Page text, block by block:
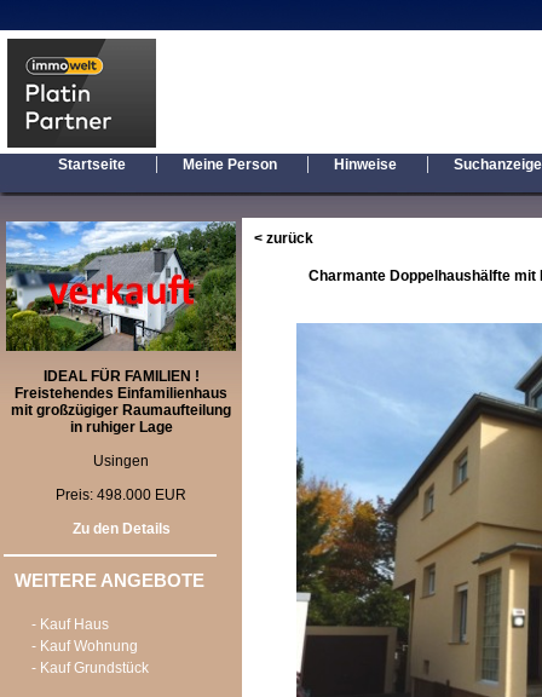
Startseite | Meine Person | Hinweise |
< zurück
Charmante Doppelhaushälfte
IDEAL FÜR FAMILIEN !
Freistehendes Einfamilienhaus
mit großzügiger Raumaufteilung
in ruhiger Lage
Usingen
Preis: 498.000 EUR
Zu den Details
WEITERE ANGEBOTE
- Kauf Haus
- Kauf Wohnung
- Kauf Grundstück